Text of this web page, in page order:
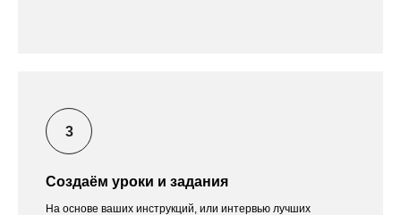
Создаём уроки и задания
На основе ваших инструкций, или интервью лучших